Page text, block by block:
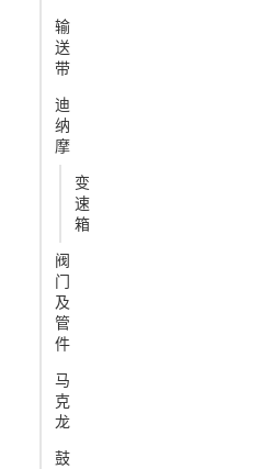
输
送
带
迪
纳
摩
变
速
箱
阀
门
及
管
件
马
克
龙
鼓